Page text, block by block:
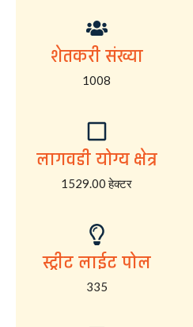
शेतकरी संख्या
1008
लागवडी योग्य क्षेत्र
1529.00 हेक्टर
स्ट्रीट लाईट पोल
335